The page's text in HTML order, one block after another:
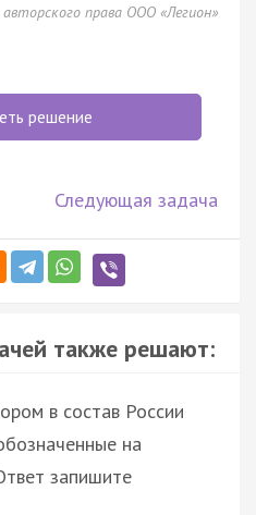
права ООО «Легион»
решение
Следующая задача
также решают:
в состав России
на
запишите